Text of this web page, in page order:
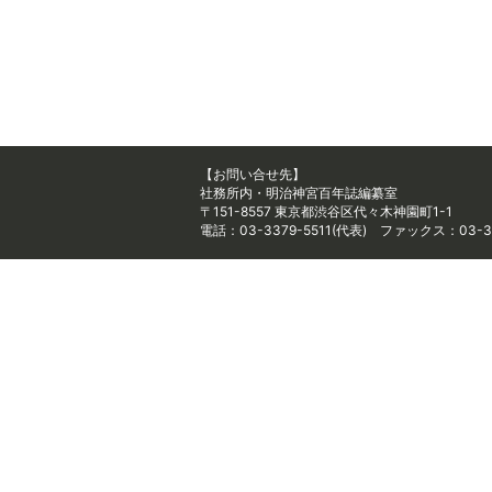
【お問い合せ先】
社務所内・明治神宮百年誌編纂室
〒151-8557 東京都渋谷区代々木神園町1-1
電話：03-3379-5511(代表) ファックス：03-